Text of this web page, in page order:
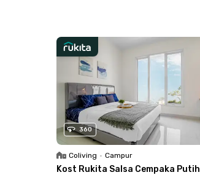
360
Coliving • Campur
Kost Rukita Salsa Cempaka Putih